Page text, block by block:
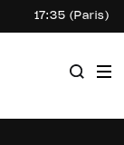
17:35 (Paris)